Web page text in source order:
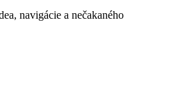
navigácie a nečakaného